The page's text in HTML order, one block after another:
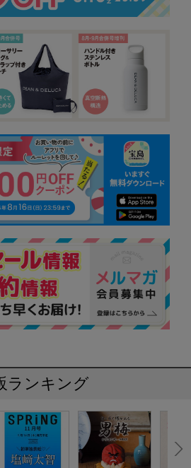
ランキング